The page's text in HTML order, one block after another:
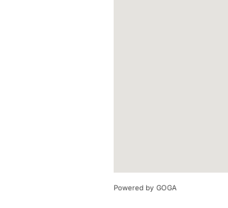
Powered by GOGA